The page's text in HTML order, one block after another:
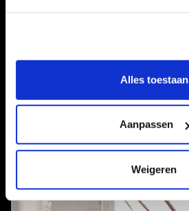
Alles toestaan
Aanpassen
Weigeren